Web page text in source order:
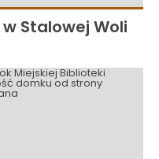
Stalowej Woli